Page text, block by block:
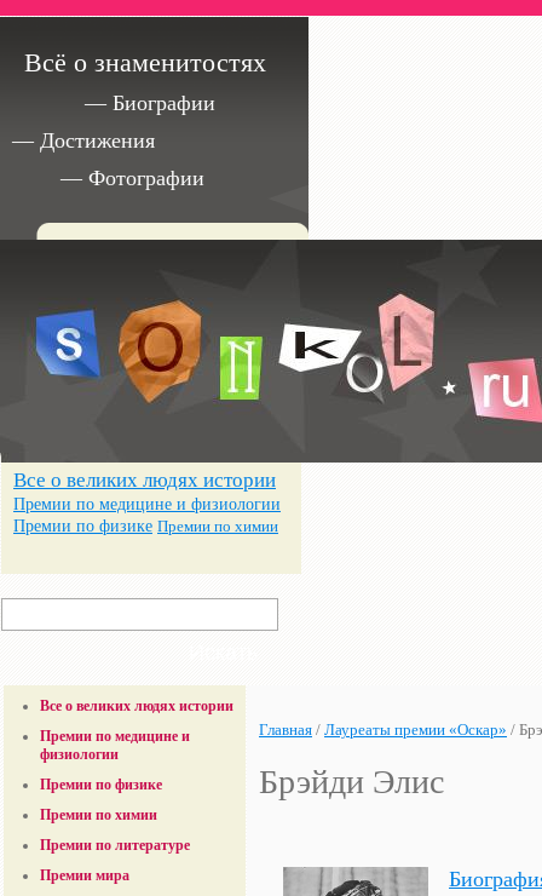
Всё о знаменитостях
— Биографии
— Достижения
— Фотографии
Все о великих людях истории
Премии по медицине и физиологии
Премии по физике Премии по химии
Все о великих людях истории
Премии по медицине и
физиологии
Премии по физике
Премии по химии
Премии по литературе
Премии мира
Главная / Лауреаты премии «Оскар» /
Брэйди Элис